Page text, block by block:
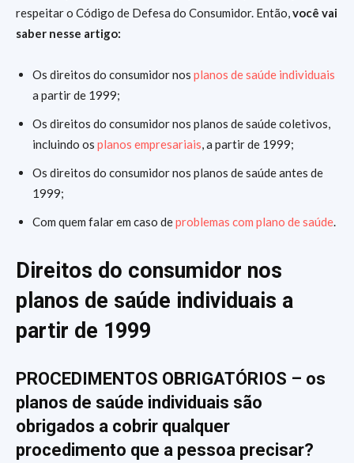
respeitar o Código de Defesa do Consumidor. Então,você vai
saber nesse artigo:
Os direitos do consumidor nos planos de saúde individuais
a partir de 1999;
Os direitos do consumidor nos planos de saúde coletivos,
incluindo os planos empresariais, a partir de 1999;
Os direitos do consumidor nos planos de saúde antes de
1999;
Com quem falar em caso deproblemas com plano de saúde.
Direitos do consumidor nos
planos de saúde individuais a
partir de 1999
PROCEDIMENTOS OBRIGATÓRIOS – os
planos de saúde individuais são
obrigados a cobrir qualquer
procedimento que a pessoa precisar?